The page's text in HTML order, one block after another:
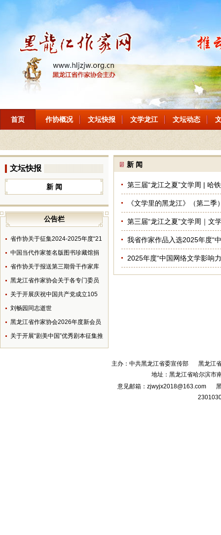
首页 作协概况 文坛快报 文学龙江 文坛动态
文坛快报
新 闻
公告栏
省作协关于征集2024-2025年度“21
世纪文学之星”丛书书稿的通知
中国当代作家签名版图书珍藏馆捐
赠倡议
省作协关于报送第三期骨干作家库
（2026-2028）推荐人选的通知
黑龙江省作家协会关于各专门委员
会人员调整的决定
关于开展庆祝中国共产党成立105
周年主题征文活动的通知
刘畅园同志逝世
黑龙江省作家协会2026年度新会员
名单
关于开展“剧美中国”优秀剧本征集推
荐活动的通知
新 闻
第三届“龙江之夏”文学周 | 哈
《文学里的黑龙江》（第二
第三届“龙江之夏”文学周｜文
我省作家作品入选2025年度“
2025年度“中国网络文学影响
主办：中共黑龙江省委宣传部
黑龙江
地址：黑龙江省哈尔滨市
意见邮箱：zjwyjx2018@163.com